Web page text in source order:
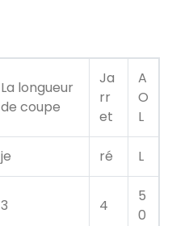
La longueur
de coupe
Ja
rr
et
A
O
L
je ré L
3 4
5
0